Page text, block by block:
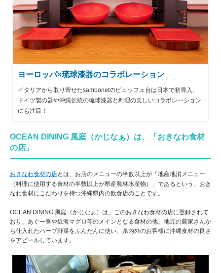
ヨーロッパ×琉球漆器のコラボレーション
イタリアから取り寄せたsambonetのビュッフェ台は日本で初導入。
ドイツ製の器や沖縄伝統の琉球漆器と料理の美しいコラボレーション
にも注目！
OCEAN DINING 風庭（かじなぁ）は、「おきなわ食材
の店」
おきなわ食材の店とは、お店のメニューの半数以上が「地産地消メニュー
（料理に使用する食材の半数以上が県産農林水産物）」であるという、おき
なわ食材にこだわりを持つ沖縄県内の飲食店のことです。
OCEAN DINING 風庭（かじなぁ）は、このおきなわ食材の店に登録されて
おり、あぐー豚や近海マグロ等のメインとなる食材の他、地元の農家さんか
ら仕入れたハーブ野菜をふんだんに使い、県内外のお客様に沖縄食材の良さ
をアピールしています。